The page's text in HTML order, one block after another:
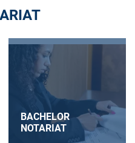
BACHELOR
NOTARIAT